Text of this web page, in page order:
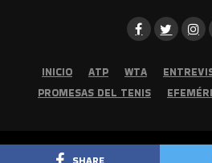
SHARE
INICIO ATP WTA
PROMESAS DEL TENIS
Copyright © 2026 | Set Tenis |